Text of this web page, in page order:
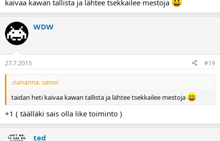
kaivaa kawan tallista ja lähtee tsekkailee mestoja
WDW
27.7.2015 #19
.nananna. sanoi:
taidan heti kaivaa kawan tallista ja lähtee tsekkailee mestoja
+1 ( täälläki sais olla like toiminto )
ted